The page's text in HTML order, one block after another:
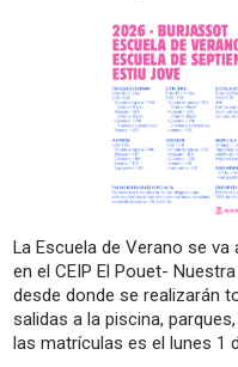
La Escuela de Verano se
en el CEIP El Pouet-
desde donde se realizarán
salidas a la piscina,
las matrículas es el lunes 1